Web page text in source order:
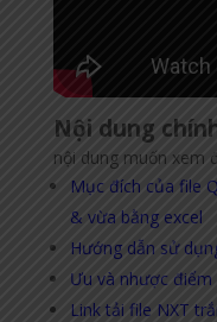
Nội dung
nội dung muốn xem
Mục đích của file
& vừa bằng excel
Hướng dẫn sử
Ưu và nhược điểm
Link tải file NXT